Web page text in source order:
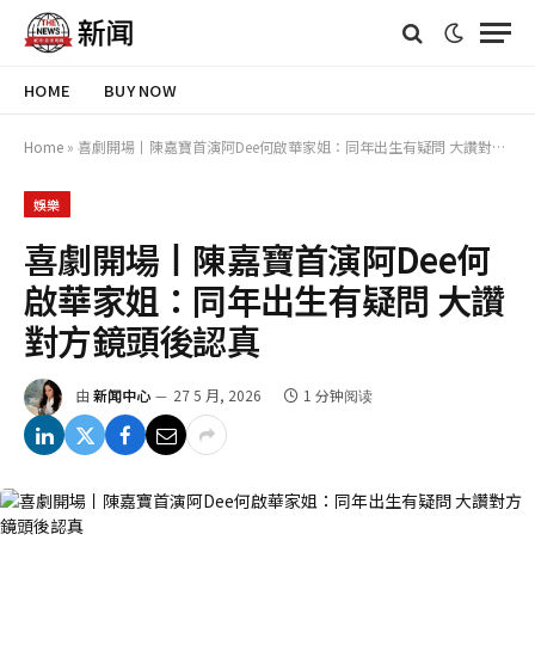
HOME BUY NOW
Home » 喜劇開場丨陳嘉寶首演阿Dee何啟華家姐：同年出生有疑問 大讚對方鏡頭後認真
娛樂
喜劇開場丨陳嘉寶首演阿Dee何
啟華家姐：同年出生有疑問 大讚
對方鏡頭後認真
由 新闻中心 27 5 月, 2026 1 分钟阅读